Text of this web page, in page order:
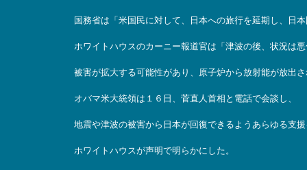
国務省は「米国民に対して、日本への旅行を延期し、日
ホワイトハウスのカーニー報道官は「津波の後、状況は
被害が拡大する可能性があり、原子炉から放射能が放出
オバマ米大統領は１６日、菅直人首相と電話で会談し、
地震や津波の被害から日本が回復できるようあらゆる支
ホワイトハウスが声明で明らかにした。